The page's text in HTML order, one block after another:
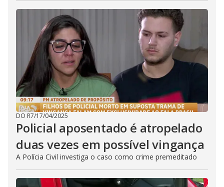
DO R7/17/04/2025
Policial aposentado é atropelado
duas vezes em possível vingança
A Polícia Civil investiga o caso como crime premeditado